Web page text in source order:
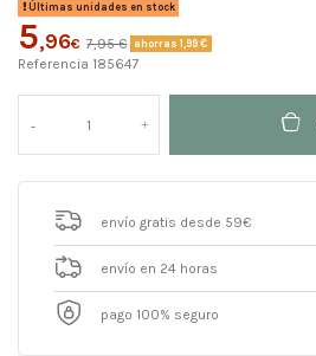
Últimas unidades en stock
5,96€ 7,95 € ahorras 1,99 €
Referencia 185647
envío gratis desde 59€
envío en 24 horas
pago 100% seguro